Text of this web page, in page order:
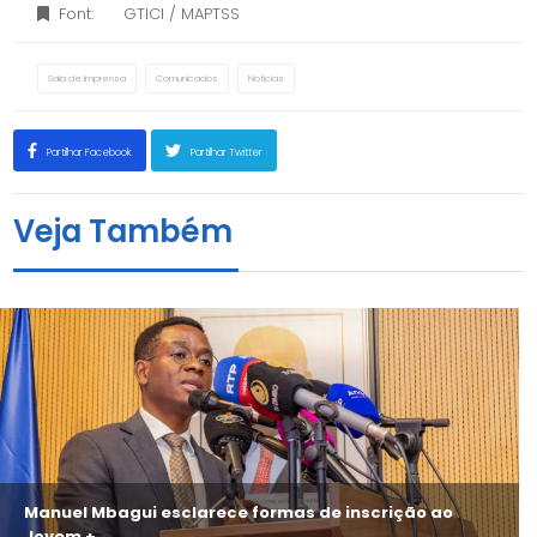
Font: GTICI / MAPTSS
Sala de Imprensa Comunicados Notícias
Partilhar Facebook Partilhar Twitter
Veja Também
Manuel Mbagui esclarece formas de inscrição ao